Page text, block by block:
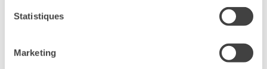
Statistiques
Marketing